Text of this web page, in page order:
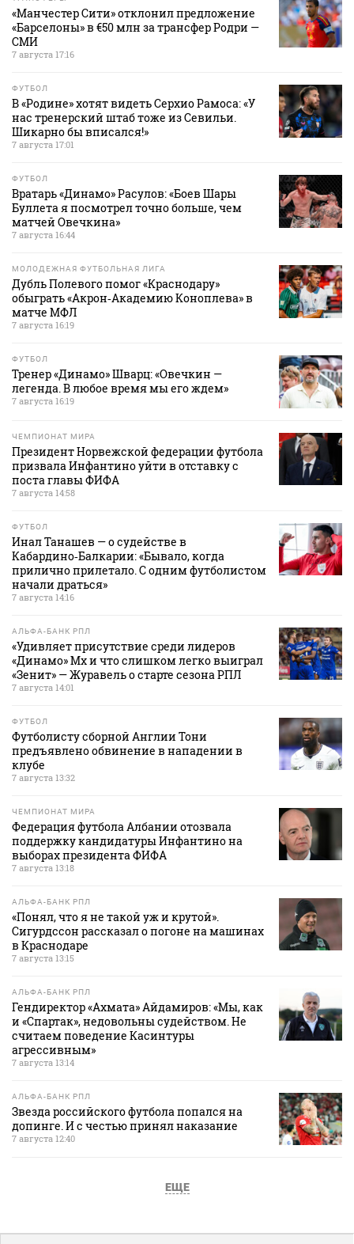
«Манчестер Сити» отклонил предложение
«Барселоны» в €50 млн за трансфер Родри —
СМИ
7 августа 17:16
ФУТБОЛ
В «Родине» хотят видеть Серхио Рамоса: «У
нас тренерский штаб тоже из Севильи.
Шикарно бы вписался!»
7 августа 17:01
ФУТБОЛ
Вратарь «Динамо» Расулов: «Боев Шары
Буллета я посмотрел точно больше, чем
матчей Овечкина»
7 августа 16:44
МОЛОДЕЖНАЯ ФУТБОЛЬНАЯ ЛИГА
Дубль Полевого помог «Краснодару»
обыграть «Акрон‑Академию Коноплева» в
матче МФЛ
7 августа 16:19
ФУТБОЛ
Тренер «Динамо» Шварц: «Овечкин —
легенда. В любое время мы его ждем»
7 августа 16:19
ЧЕМПИОНАТ МИРА
Президент Норвежской федерации футбола
призвала Инфантино уйти в отставку с
поста главы ФИФА
7 августа 14:58
ФУТБОЛ
Инал Танашев — о судействе в
Кабардино‑Балкарии: «Бывало, когда
прилично прилетало. С одним футболистом
начали драться»
7 августа 14:16
АЛЬФА-БАНК РПЛ
«Удивляет присутствие среди лидеров
«Динамо» Мх и что слишком легко выиграл
«Зенит» — Журавель о старте сезона РПЛ
7 августа 14:01
ФУТБОЛ
Футболисту сборной Англии Тони
предъявлено обвинение в нападении в
клубе
7 августа 13:32
ЧЕМПИОНАТ МИРА
Федерация футбола Албании отозвала
поддержку кандидатуры Инфантино на
выборах президента ФИФА
7 августа 13:18
АЛЬФА-БАНК РПЛ
«Понял, что я не такой уж и крутой».
Сигурдссон рассказал о погоне на машинах
в Краснодаре
7 августа 13:15
АЛЬФА-БАНК РПЛ
Гендиректор «Ахмата» Айдамиров: «Мы, как
и «Спартак», недовольны судейством. Не
считаем поведение Касинтуры
агрессивным»
7 августа 13:14
АЛЬФА-БАНК РПЛ
Звезда российского футбола попался на
допинге. И с честью принял наказание
7 августа 12:40
ЕЩЕ